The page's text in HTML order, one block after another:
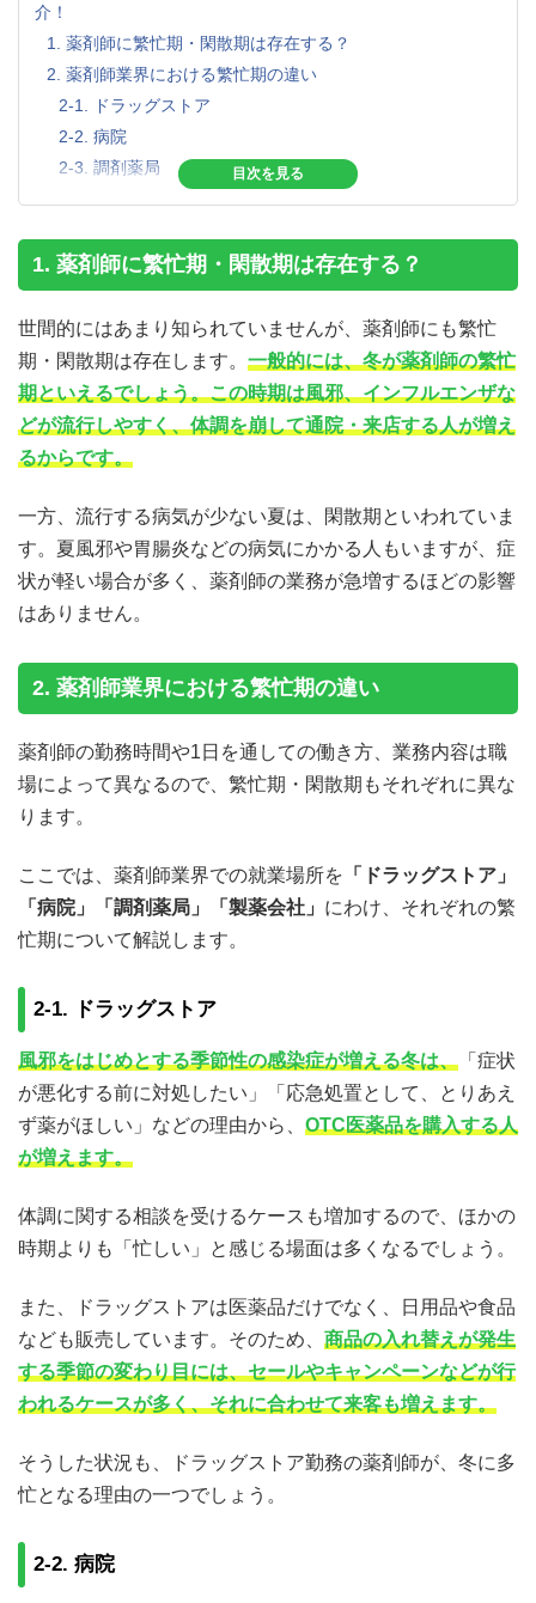
介！
1. 薬剤師に繁忙期・閑散期は存在する？
2. 薬剤師業界における繁忙期の違い
2-1. ドラッグストア
2-2. 病院
2-3. 調剤薬局
3-1. 単純に業務量が多い
3-2.人間関係が悪化する
4.繁忙期のストレスを解消する方法
4-1. 業務効率化ツールの導入で効率化を図る
4-2. 上司や同僚、家族など身近な人に相談してみる
4-3. 休暇を取得し自分の好きなことをする
4-4. 思い切って転職を考えてみる
6.まとめ
1. 薬剤師に繁忙期・閑散期は存在する？
世間的にはあまり知られていませんが、薬剤師にも繁忙
期・閑散期は存在します。 一般的には、冬が薬剤師の繁忙
期といえるでしょう。この時期は風邪、インフルエンザな
どが流行しやすく、体調を崩して通院・来店する人が増え
るからです。
一方、流行する病気が少ない夏は、閑散期といわれていま
す。夏風邪や胃腸炎などの病気にかかる人もいますが、症
状が軽い場合が多く、薬剤師の業務が急増するほどの影響
はありません。
2. 薬剤師業界における繁忙期の違い
薬剤師の勤務時間や1日を通しての働き方、業務内容は職
場によって異なるので、繁忙期・閑散期もそれぞれに異な
ります。
ここでは、薬剤師業界での就業場所を 「ドラッグストア」
「病院」「調剤薬局」「製薬会社」 にわけ、それぞれの繁
忙期について解説します。
2-1. ドラッグストア
風邪をはじめとする季節性の感染症が増える冬は、 「症状
が悪化する前に対処したい」「応急処置として、とりあえ
ず薬がほしい」などの理由から、 OTC医薬品を購入する人
が増えます。
体調に関する相談を受けるケースも増加するので、ほかの
時期よりも「忙しい」と感じる場面は多くなるでしょう。
また、ドラッグストアは医薬品だけでなく、日用品や食品
なども販売しています。そのため、 商品の入れ替えが発生
する季節の変わり目には、セールやキャンペーンなどが行
われるケースが多く、それに合わせて来客も増えます。
そうした状況も、ドラッグストア勤務の薬剤師が、冬に多
忙となる理由の一つでしょう。
2-2. 病院